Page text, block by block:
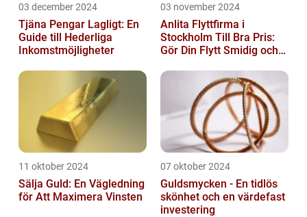
03 december 2024
Tjäna Pengar Lagligt: En
Guide till Hederliga
Inkomstmöjligheter
03 november 2024
Anlita Flyttfirma i
Stockholm Till Bra Pris:
Gör Din Flytt Smidig och
11 oktober 2024
Sälja Guld: En Vägledning
för Att Maximera Vinsten
07 oktober 2024
Guldsmycken - En tidlös
skönhet och en värdefast
investering